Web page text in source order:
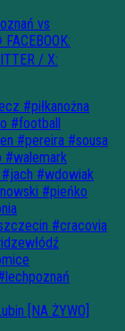
[NA ŻYWO]